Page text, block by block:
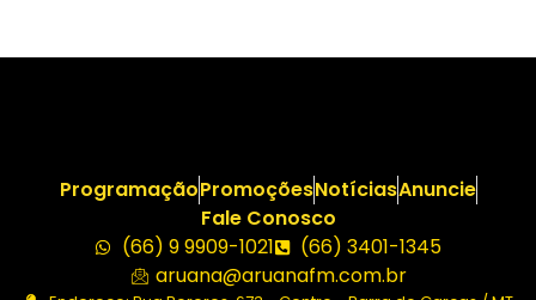
ProgramaçãoPromoçõesNotíciasAnuncie
Fale Conosco
(66) 9 9909-1021
(66) 3401-1345
aruana@aruanafm.com.br